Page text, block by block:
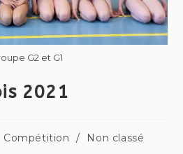
G2 et G1
2021
Compétition / Non classé